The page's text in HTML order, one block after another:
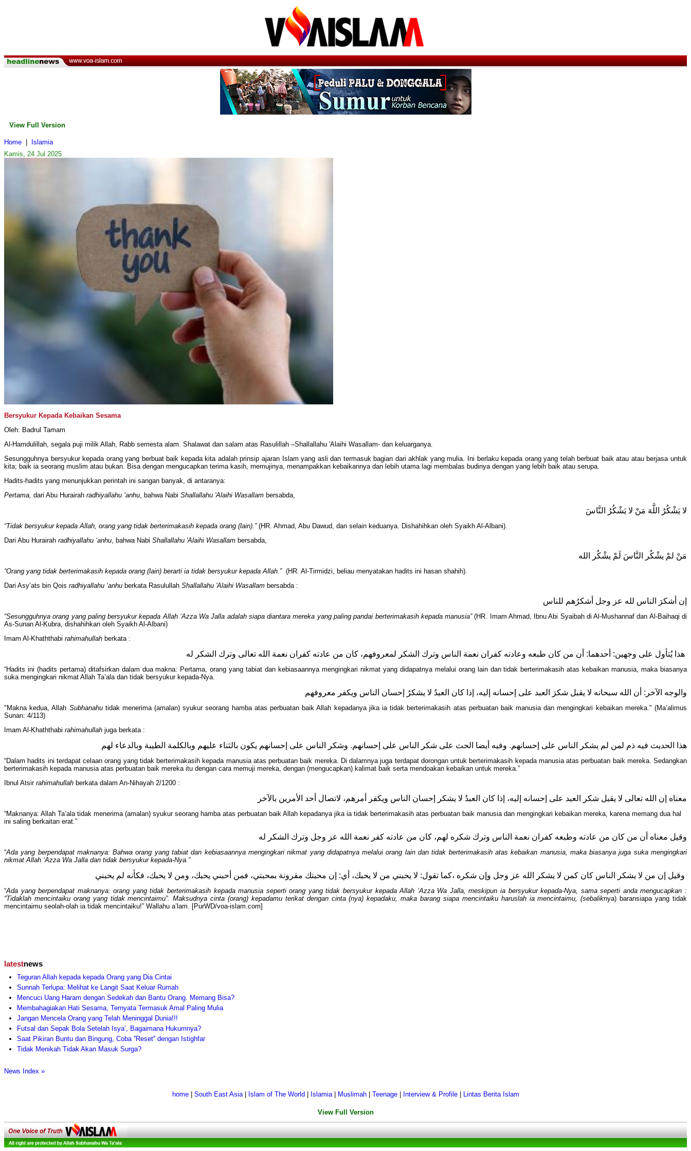
View Full Version
Home
Islamia
Kamis, 24 Jul 2025
Bersyukur Kepada Kebaikan Sesama
Oleh: Badrul Tamam
Al-Hamdulillah, segala puji milik Allah, Rabb semesta alam. Shalawat dan salam atas Rasulillah –Shallallahu 'Alaihi Wasallam- dan keluarganya.
Sesungguhnya bersyukur kepada orang yang berbuat baik kepada kita adalah prinsip ajaran Islam yang asli dan termasuk bagian dari akhlak yang mulia. Ini berlaku kepada orang yang telah berbuat baik atau atau berjasa untuk
kita; baik ia seorang muslim atau bukan. Bisa dengan mengucapkan terima kasih, memujinya, menampakkan kebaikannya dan lebih utama lagi membalas budinya dengan yang lebih baik atau serupa.
Hadits-hadits yang menunjukkan perintah ini sangan banyak, di antaranya:
Pertama, dari Abu Hurairah radhiyallahu ‘anhu , bahwa Nabi Shallallahu 'Alaihi Wasallam bersabda,
لا يَشْكُرُ اللَّهَ مَنْ لا يَشْكُرُ النَّاسَ
“Tidak bersyukur kepada Allah, orang yang tidak berterimakasih kepada orang (lain).”(HR. Ahmad, Abu Dawud, dan selain keduanya. Dishahihkan oleh Syaikh Al-Albani).
Dari Abu Hurairah radhiyallahu ‘anhu , bahwa Nabi Shallallahu 'Alaihi Wasallam bersabda,
مَنْ لمْ يشْكُر النَّاسَ لَمْ يشْكُر الله
“Orang yang tidak berterimakasih kepada orang (lain) berarti ia tidak bersyukur kepada Allah.”(HR. Al-Tirmidzi, beliau menyatakan hadits ini hasan shahih).
Dari Asy’ats bin Qois radhiyallahu ‘anhu berkata Rasulullah Shallallahu 'Alaihi Wasallam bersabda :
إن أشكرَ الناس لله عز وجل أشكرُهم للناس
“Sesungguhnya orang yang paling bersyukur kepada Allah ‘Azza Wa Jalla adalah siapa diantara mereka yang paling pandai berterimakasih kepada manusia”(HR. Imam Ahmad, Ibnu Abi Syaibah di Al-Mushannaf dan Al-Baihaqi di
As-Sunan Al-Kubra, dishahihkan oleh Syaikh Al-Albani)
Imam Al-Khaththabi rahimahullah berkata :
“Hadits ini (hadits pertama) ditafsirkan dalam dua makna: Pertama, orang yang tabiat dan kebiasaannya mengingkari nikmat yang didapatnya melalui orang lain dan tidak berterimakasih atas kebaikan manusia, maka biasanya
suka mengingkari nikmat Allah Ta’ala dan tidak bersyukur kepada-Nya.
والوجه الآخر: أن الله سبحانه لا يقبل شكرَ العبد على إحسانه إليه، إذا كان العبدُ لا يشكرُ إحسان الناس ويكفر معروفهم
"Makna kedua, Allah Subhanahutidak menerima (amalan) syukur seorang hamba atas perbuatan baik Allah kepadanya jika ia tidak berterimakasih atas perbuatan baik manusia dan mengingkari kebaikan mereka." (Ma’alimus
Sunan: 4/113)
Imam Al-Khaththabi rahimahullah juga berkata :
هذا الحديث فيه ذم لمن لم يشكر الناس على إحسانهم. وفيه أيضا الحث على شكر الناس على إحسانهم. وشكر الناس على إحسانهم يكون بالثناء عليهم وبالكلمة الطيبة وبالدعاء لهم
“Dalam hadits ini terdapat celaan orang yang tidak berterimakasih kepada manusia atas perbuatan baik mereka. Di dalamnya juga terdapat dorongan untuk berterimakasih kepada manusia atas perbuatan baik mereka. Sedangkan
berterimakasih kepada manusia atas perbuatan baik mereka itu dengan cara memuji mereka, dengan (mengucapkan) kalimat baik serta mendoakan kebaikan untuk mereka.”
Ibnul Atsir rahimahullah berkata dalam An-Nihayah 2/1200 :
معناه إن الله تعالى لا يقبل شكر العبد على إحسانه إليه، إذا كان العبدُ لا يشكر إحسان الناس ويكفر أمرهم، لاتصال أحد الأمرين بالآخر
“Maknanya: Allah Ta’ala tidak menerima (amalan) syukur seorang hamba atas perbuatan baik Allah kepadanya jika ia tidak berterimakasih atas perbuatan baik manusia dan mengingkari kebaikan mereka, karena memang dua hal
ini saling berkaitan erat.”
وقيل معناه أن من كان من عادته وطبعه كفران نعمة الناس وترك شكره لهم، كان من عادته كفر نعمة الله عز وجل وترك الشكر له
“Ada yang berpendapat maknanya: Bahwa orang yang tabiat dan kebiasaannya mengingkari nikmat yang didapatnya melalui orang lain dan tidak berterimakasih atas kebaikan manusia, maka biasanya juga suka mengingkari
nikmat Allah ‘Azza Wa Jalla dan tidak bersyukur kepada-Nya.”
وقيل إن من لا يشكر الناس كان كمن لا يشكر الله عز وجل وإن شكره ،كما تقول: لا يحبني من لا يحبك، أي: إن محبتك مقرونة بمحبتي، فمن أحبني يحبك، ومن لا يحبك، فكأنه لم يحبني
“Ada yang berpendapat maknanya: orang yang tidak berterimakasih kepada manusia seperti orang yang tidak bersyukur kepada Allah ‘Azza Wa Jalla, meskipun ia bersyukur kepada-Nya, sama seperti anda mengucapkan :
“Tidaklah mencintaiku orang yang tidak mencintaimu”. Maksudnya cinta (orang) kepadamu terikat dengan cinta (nya) kepadaku, maka barang siapa mencintaiku haruslah ia mencintaimu, (sebaliknya) baransiapa yang tidak
mencintaimu seolah-olah ia tidak mencintaiku!” Wallahu a’lam. [PurWD/voa-islam.com]
latestnews
Teguran Allah kepada kepada Orang yang Dia Cintai
Sunnah Terlupa: Melihat ke Langit Saat Keluar Rumah
Mencuci Uang Haram dengan Sedekah dan Bantu Orang. Memang Bisa?
Membahagiakan Hati Sesama, Ternyata Termasuk Amal Paling Mulia
Jangan Mencela Orang yang Telah Meninggal Dunia!!!
Futsal dan Sepak Bola Setelah Isya’, Bagaimana Hukumnya?
Saat Pikiran Buntu dan Bingung, Coba ''Reset'' dengan Istighfar
Tidak Menikah Tidak Akan Masuk Surga?
News Index »
home| South East Asia| Islam of The World Islamia| Muslimah| Teenage| Interview & Profile| Lintas Berita Islam
View Full Version